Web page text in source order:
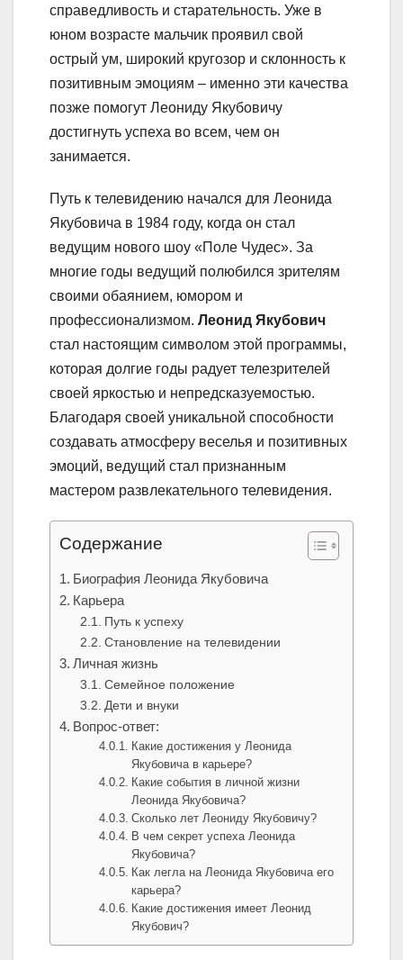
справедливость и старательность. Уже в
юном возрасте мальчик проявил свой
острый ум, широкий кругозор и склонность к
позитивным эмоциям – именно эти качества
позже помогут Леониду Якубовичу
достигнуть успеха во всем, чем он
занимается.
Путь к телевидению начался для Леонида
Якубовича в 1984 году, когда он стал
ведущим нового шоу «Поле Чудес». За
многие годы ведущий полюбился зрителям
своими обаянием, юмором и
профессионализмом. Леонид Якубович
стал настоящим символом этой программы,
которая долгие годы радует телезрителей
своей яркостью и непредсказуемостью.
Благодаря своей уникальной способности
создавать атмосферу веселья и позитивных
эмоций, ведущий стал признанным
мастером развлекательного телевидения.
Содержание
Биография Леонида Якубовича
Карьера
Путь к успеху
Становление на телевидении
Личная жизнь
Семейное положение
Дети и внуки
Вопрос-ответ:
Какие достижения у Леонида
Якубовича в карьере?
Какие события в личной жизни
Леонида Якубовича?
Сколько лет Леониду Якубовичу?
В чем секрет успеха Леонида
Якубовича?
Как легла на Леонида Якубовича его
карьера?
Какие достижения имеет Леонид
Якубович?